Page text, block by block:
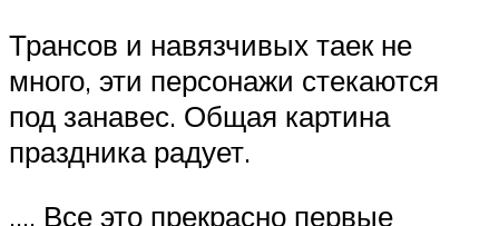
Трансов и навязчивых таек не
много, эти персонажи стекаются
под занавес. Общая картина
праздника радует.
…. Все это прекрасно первые